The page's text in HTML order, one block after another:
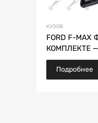
КУЗОВ
FORD F-
КОМПЛЕКТЕ —
Подробнее